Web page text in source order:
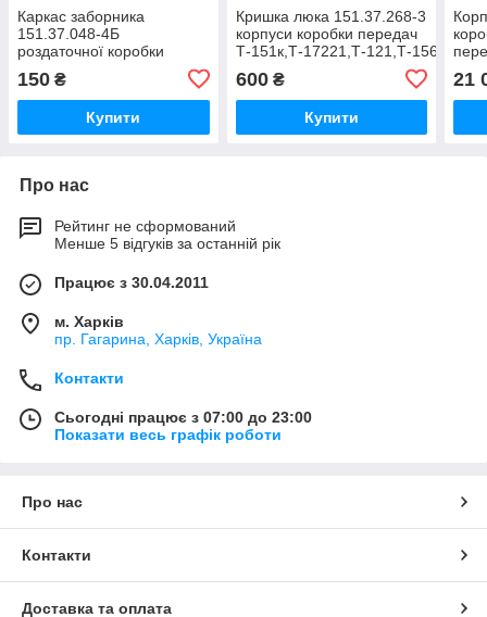
Каркас заборника
151.37.048-4Б
роздаточної коробки
ХТЗ-17021,ХТЗ-17221,ХТЗ-16131.Т-156
150 ₴
Купити
Кришка люка 151.37.268-3
корпуси коробки передач
Т-151к,Т-17221,Т-121,Т-156,Т-
600₴
Купити
21
Про нас
Рейтинг не сформований
Менше 5 відгуків за останній рік
Працює з 30.04.2011
м. Харків
пр. Гагарина, Харків, Україна
Контакти
Сьогодні працює з 07:00 до 23:00
Показати весь графік роботи
Про нас
Контакти
Доставка та оплата